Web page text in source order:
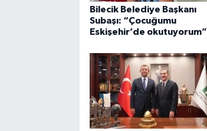
Bilecik Belediye Başkanı
Subaşı: “Çocuğumu
Eskişehir’de okutuyorum”